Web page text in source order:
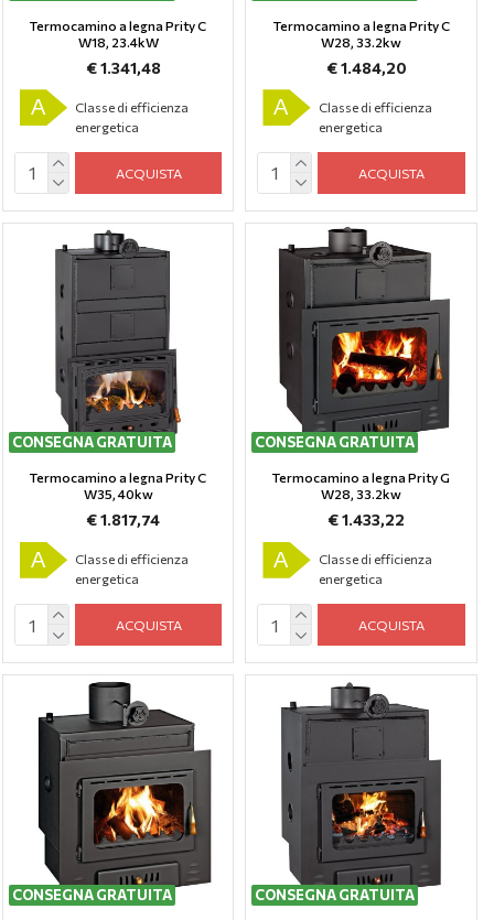
Termocamino a legna Prity C
W18, 23.4kW
€ 1.341,48
A
Classe di efficienza
energetica
ACQUISTA
Termocamino a legna Prity C
W28, 33.2kw
€ 1.484,20
A
Classe di efficienza
energetica
ACQUISTA
CONSEGNA GRATUITA
Termocamino a legna Prity C
W35, 40kw
€ 1.817,74
A
Classe di efficienza
energetica
ACQUISTA
CONSEGNA GRATUITA
Termocamino a legna Prity G
W28, 33.2kw
€ 1.433,22
A
Classe di efficienza
energetica
ACQUISTA
CONSEGNA GRATUITA CONSEGNA GRATUITA